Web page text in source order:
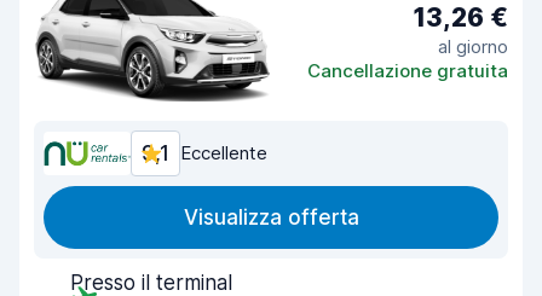
13,26 €
al giorno
Cancellazione gratuita
9,1 Eccellente
Visualizza offerta
Presso il terminal